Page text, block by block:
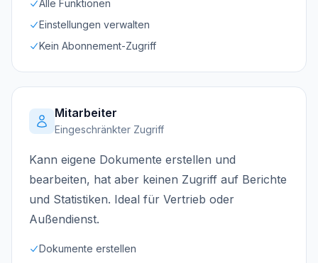
Alle Funktionen
Einstellungen verwalten
Kein Abonnement-Zugriff
Mitarbeiter
Eingeschränkter Zugriff
Kann eigene Dokumente erstellen und
bearbeiten, hat aber keinen Zugriff auf Berichte
und Statistiken. Ideal für Vertrieb oder
Außendienst.
Dokumente erstellen